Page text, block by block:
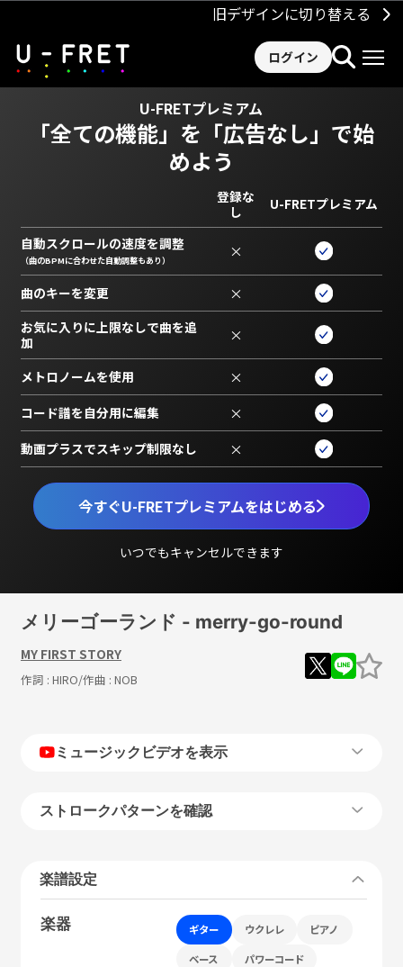
旧デザインに切り替える
ログイン
U-FRETプレミアム
「全ての機能」を 「広告なし」で始
めよう
今すぐU-FRETプレミアムをはじめる
いつでもキャンセルできます
登録な
し
U-FRETプレミアム
自動スクロールの速度を調整
（曲のBPMに合わせた自動調整もあり） ×
曲のキーを変更 ×
お気に入りに上限なしで曲を追
加
×
メトロノームを使用 ×
コード譜を自分用に編集 ×
動画プラスでスキップ制限なし ×
メリーゴーランド - merry-go-round
MY FIRST STORY
作詞 : HIRO/作曲 : NOB
ミュージックビデオを表示
ストロークパターンを確認
楽譜設定
楽器 ギター ウクレレ ピアノ
ベース パワーコード